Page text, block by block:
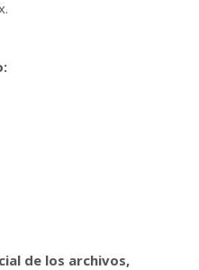
de los archivos,